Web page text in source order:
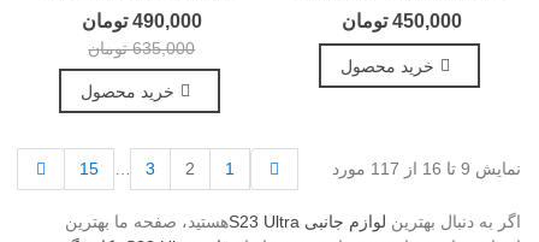
S23 Ultra
450,000 تومان
خرید محصول
Ultra Ipaky
490,000 تومان
635,000 تومان
خرید محصول
نمایش 9 تا 16 از 117 مورد 1
2
3
15
اگر به دنبال بهترین لوازم جانبی S23 Ultra
هستید، صفحه ما بهترین